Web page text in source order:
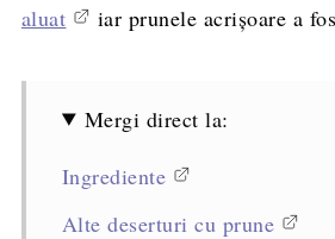
aluat
iar prunele acrişoare a
Mergi direct la:
Ingrediente
Alte deserturi cu prune